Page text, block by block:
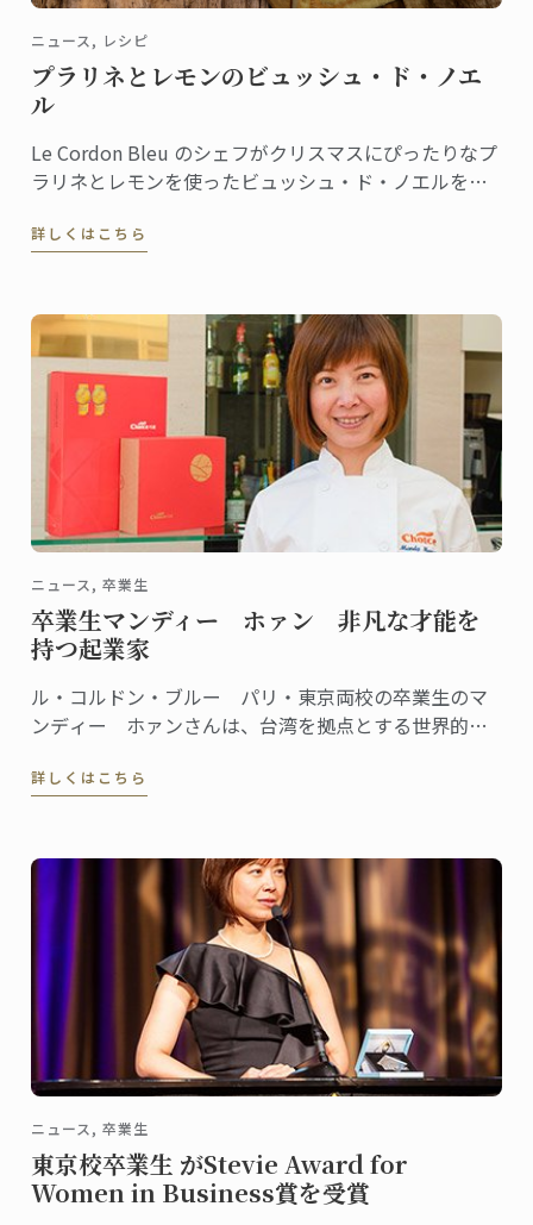
ニュース, レシピ
プラリネとレモンのビュッシュ・ド・ノエ
ル
Le Cordon Bleu のシェフがクリスマスにぴったりなプ
ラリネとレモンを使ったビュッシュ・ド・ノエルをご
詳しくはこちら
ニュース, 卒業生
卒業生マンディー ホァン 非凡な才能を
持つ起業家
ル・コルドン・ブルー パリ・東京両校の卒業生のマ
ンディー ホァンさんは、台湾を拠点とする世界的に
であります。
詳しくはこちら
ニュース, 卒業生
東京校卒業生 がStevie Award for
Women in Business賞を受賞